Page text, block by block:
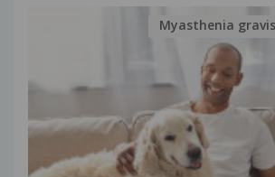
Myasthenia